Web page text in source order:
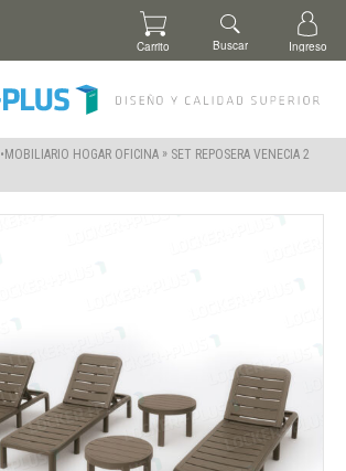
•MOBILIARIO HOGAR OFICINA » SET REPOSERA VENECIA 2
Carrito Buscar Ingreso